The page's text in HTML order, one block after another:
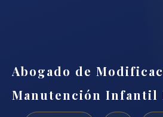
Abogado de
Manutención Infantil